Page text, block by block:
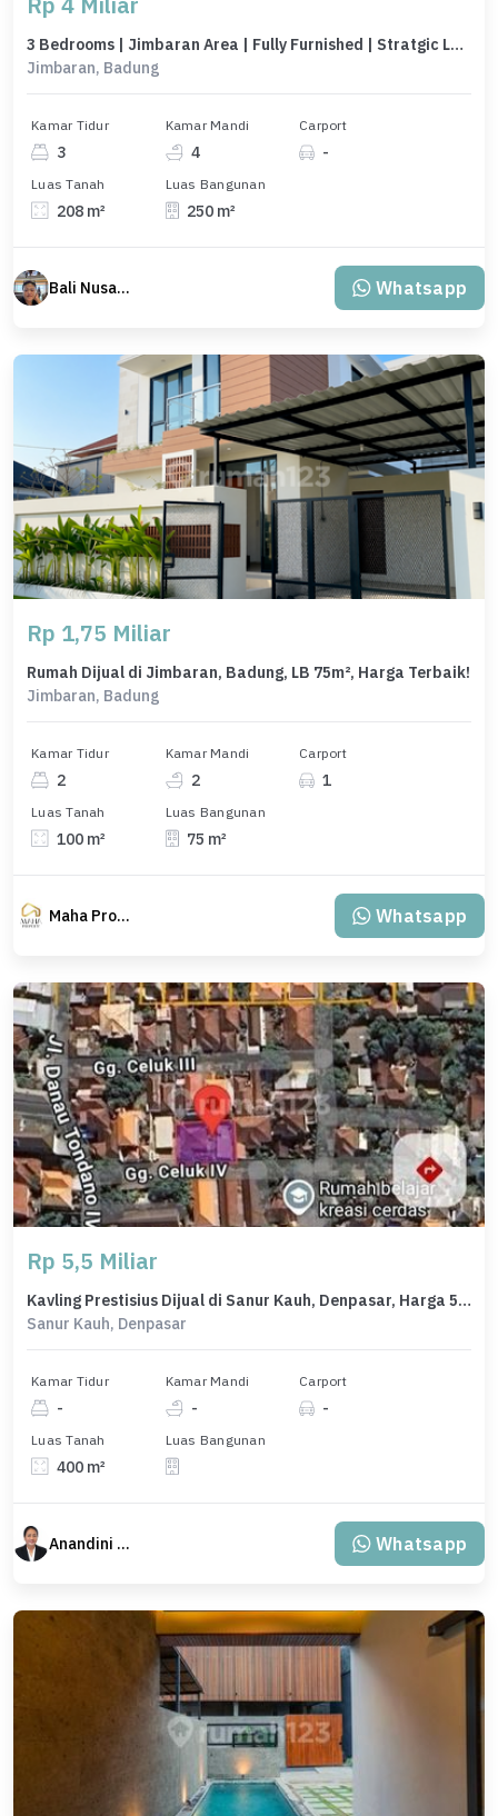
3 Bedrooms | Jimbaran Area | Fully Furnished | Stratgic Locations
Jimbaran, Badung
Kamar Tidur
3
Kamar Mandi
4
Carport
-
Luas Tanah
208 m²
Luas Bangunan
250 m²
Bali Nusantara Travel Whatsapp
Rp 1,75 Miliar
Rumah Dijual di Jimbaran, Badung, LB 75m², Harga Terbaik!
Jimbaran, Badung
Kamar Tidur
2
Kamar Mandi
2
Carport
1
Luas Tanah
100 m²
Luas Bangunan
75 m²
Maha Property. Whatsapp
Rp 5,5 Miliar
Kavling Prestisius Dijual di Sanur Kauh, Denpasar, Harga 5,5 Miliar
Sanur Kauh, Denpasar
Kamar Tidur
-
Kamar Mandi
-
Carport
-
Luas Tanah
400 m²
Luas Bangunan
Anandini Property Whatsapp